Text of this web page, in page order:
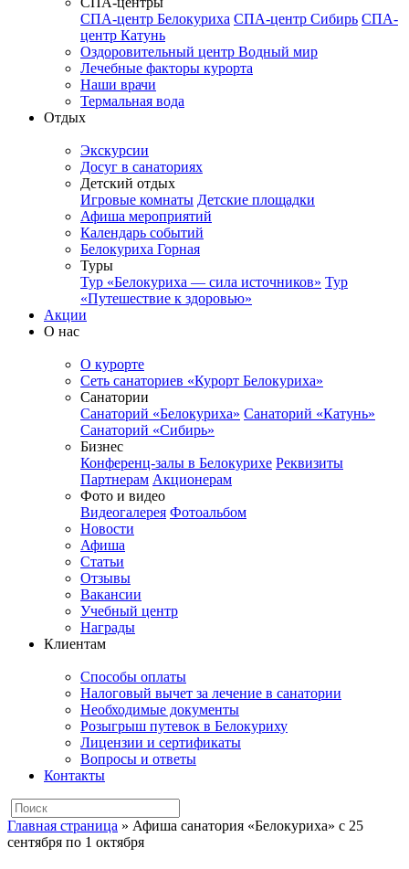
СПА-центр Белокуриха СПА-центр Сибирь СПА-
центр Катунь
Оздоровительный центр Водный мир
Лечебные факторы курорта
Наши врачи
Термальная вода
Отдых
Экскурсии
Досуг в санаториях
Детский отдых
Игровые комнаты Детские площадки
Афиша мероприятий
Календарь событий
Белокуриха Горная
Туры
Тур «Белокуриха — сила источников» Тур
«Путешествие к здоровью»
Акции
О нас
О курорте
Сеть санаториев «Курорт Белокуриха»
Санатории
Санаторий «Белокуриха» Санаторий «Катунь»
Санаторий «Сибирь»
Бизнес
Конференц-залы в Белокурихе Реквизиты
Партнерам Акционерам
Фото и видео
Видеогалерея Фотоальбом
Новости
Афиша
Статьи
Отзывы
Вакансии
Учебный центр
Награды
Клиентам
Способы оплаты
Налоговый вычет за лечение в санатории
Необходимые документы
Розыгрыш путевок в Белокуриху
Лицензии и сертификаты
Вопросы и ответы
Контакты
Главная страница » Афиша санатория «Белокуриха» с 25
сентября по 1 октября